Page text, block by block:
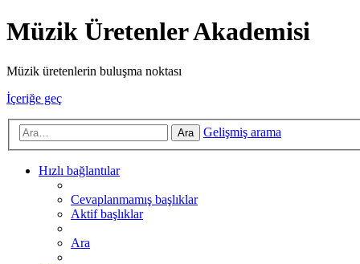
Müzik Üretenler Akademisi
Müzik üretenlerin buluşma noktası
İçeriğe geç
Ara Gelişmiş arama
Hızlı bağlantılar
Cevaplanmamış başlıklar
Aktif başlıklar
Ara